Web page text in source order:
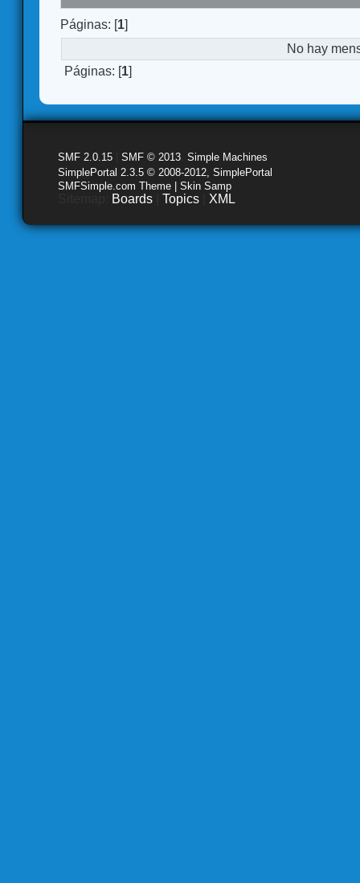
Páginas: [1]
No hay
Páginas: [1]
SMF 2.0.15 SMF © 2013 Simple Machines
SimplePortal 2.3.5 © 2008-2012, SimplePortal
SMFSimple.com Theme | Skin Samp
Boards Topics XML